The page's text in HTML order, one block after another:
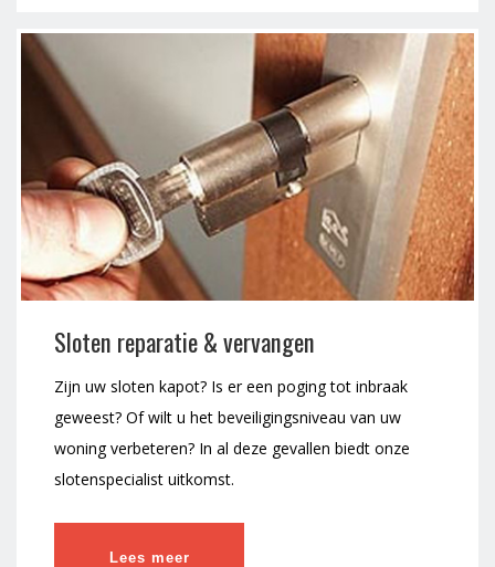
Sloten reparatie & vervangen
Zijn uw sloten kapot? Is er een poging tot inbraak
geweest? Of wilt u het beveiligingsniveau van uw
woning verbeteren? In al deze gevallen biedt onze
slotenspecialist uitkomst.
Lees meer